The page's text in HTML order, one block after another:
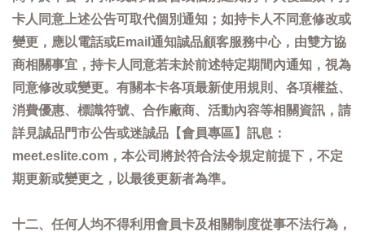
卡人同意上述公告可取代個別通知；如持卡人不同意修改或
變更，應以電話或Email通知誠品顧客服務中心，由雙方協
商相關事宜，持卡人同意若未於前述特定期間內通知，視為
同意修改或變更。有關本卡各項最新使用規則、各項權益、
消費優惠、標識符號、合作廠商、活動內容等相關資訊，請
詳見誠品門市公告或迷誠品【會員專區】訊息：
meet.eslite.com，本公司將於符合法令規定前提下，不定
期更新或變更之，以最後更新者為準。
十二、任何人均不得利用會員卡及相關制度從事不法行為，